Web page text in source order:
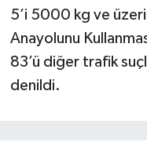
5’i 5000 kg ve
Anayolunu
83’ü diğer trafik
denildi.